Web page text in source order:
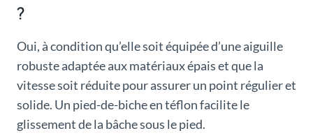
?
Oui, à condition qu’elle soit équipée d’une aiguille
robuste adaptée aux matériaux épais et que la
vitesse soit réduite pour assurer un point régulier et
solide. Un pied-de-biche en téflon facilite le
glissement de la bâche sous le pied.